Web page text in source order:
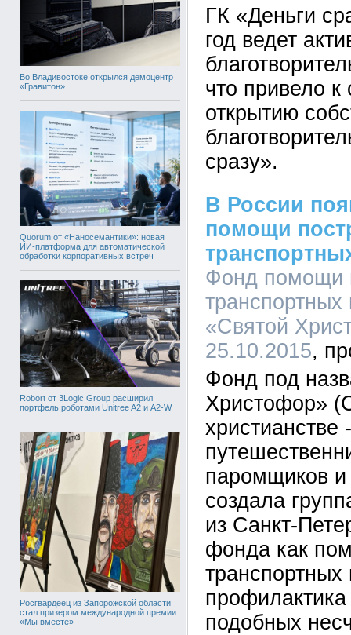
Во Владивостоке открылся демоцентр
«Гравитон»
Quorum от «Наносемантики»: новая
ИИ-платформа для автоматической
обработки корпоративных встреч
Robort от 3Logic Group расширил
портфель роботами Unitree A2 и A2-W
Росгвардеец из Запорожской области
стал призером международной премии
«Мы вместе»
ГК «Деньги
год ведет
что привело
открытию
сразу».
В России
помощи
Фонд помощи
«Святой
25.10.2015
Фонд под
Христофор»
паромщиков и
создала
из Санкт-
фонда как
транспортных
подобных